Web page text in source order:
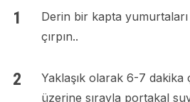
Derin bir kapta
çırpın..
Yaklaşık olarak 6-7 dakika
üzerine sırayla portakal